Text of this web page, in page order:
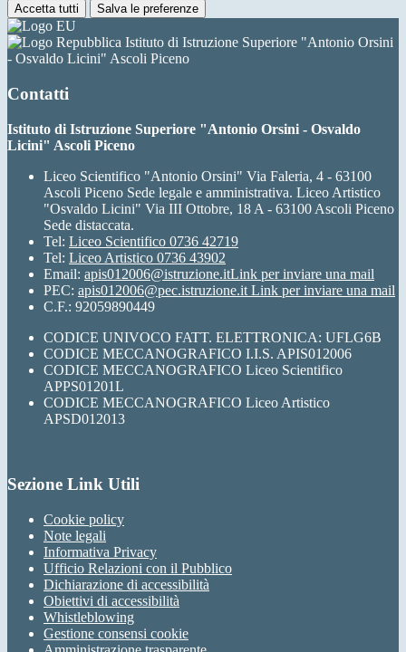
Accetta tutti Salva le preferenze
Istituto di Istruzione Superiore "Antonio Orsini
- Osvaldo Licini" Ascoli Piceno
Contatti
Istituto di Istruzione Superiore "Antonio Orsini - Osvaldo
Licini" Ascoli Piceno
Liceo Scientifico "Antonio Orsini" Via Faleria, 4 - 63100
Ascoli Piceno Sede legale e amministrativa. Liceo Artistico
"Osvaldo Licini" Via III Ottobre, 18 A - 63100 Ascoli Piceno
Sede distaccata.
Tel: Liceo Scientifico 0736 42719
Tel: Liceo Artistico 0736 43902
Email: apis012006@istruzione.itLink per inviare una mail
PEC: apis012006@pec.istruzione.it Link per inviare una mail
C.F.: 92059890449
CODICE UNIVOCO FATT. ELETTRONICA: UFLG6B
CODICE MECCANOGRAFICO I.I.S. APIS012006
CODICE MECCANOGRAFICO Liceo Scientifico
APPS01201L
CODICE MECCANOGRAFICO Liceo Artistico
APSD012013
Sezione Link Utili
Cookie policy
Note legali
Informativa Privacy
Ufficio Relazioni con il Pubblico
Dichiarazione di accessibilità
Obiettivi di accessibilità
Whistleblowing
Gestione consensi cookie